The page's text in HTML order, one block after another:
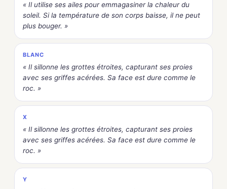
« Il utilise ses ailes pour emmagasiner la chaleur du
soleil. Si la température de son corps baisse, il ne peut
plus bouger. »
BLANC
« Il sillonne les grottes étroites, capturant ses proies
avec ses griffes acérées. Sa face est dure comme le
roc. »
X
« Il sillonne les grottes étroites, capturant ses proies
avec ses griffes acérées. Sa face est dure comme le
roc. »
Y